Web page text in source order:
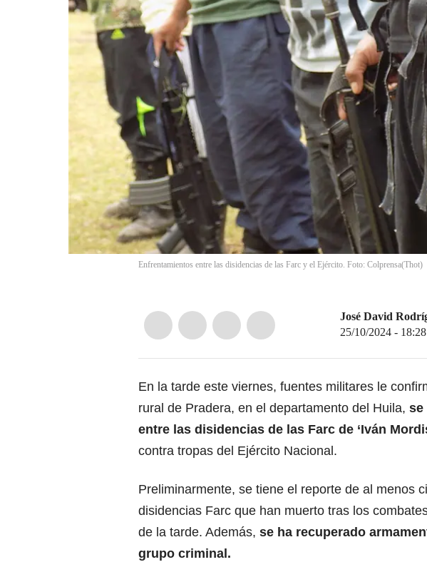
Enfrentamientos entre las disidencias de las Farc y el Ejército. Foto: Colprensa(Thot)
José David
25/10/2024 - 18:28
En la tarde este viernes, fuentes militares le
rural de Pradera, en el departamento del Huila, se
entre las disidencias de las Farc de ‘Iván
contra tropas del Ejército Nacional.
Preliminarmente, se tiene el reporte de al menos
disidencias Farc que han muerto tras los
de la tarde. Además, se ha recuperado
grupo criminal.